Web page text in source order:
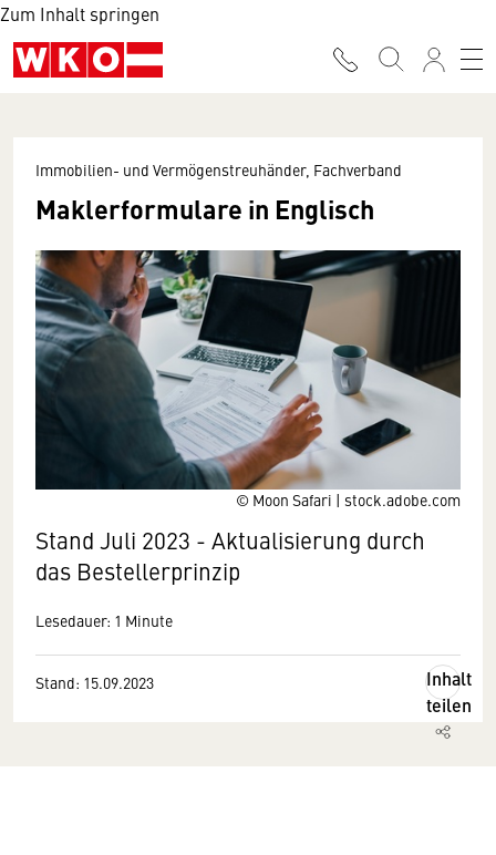
Zum Inhalt springen
© Moon Safari | stock.adobe.com
Immobilien- und Vermögenstreuhänder, Fachverband
Maklerformulare in Englisch
Stand Juli 2023 - Aktualisierung durch
das Bestellerprinzip
Lesedauer: 1 Minute
Stand: 15.09.2023
Inhalt
teilen